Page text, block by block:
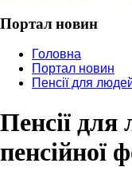
Портал новин
Головна
Портал новин
Пенсії для
Пенсії для
пенсійної